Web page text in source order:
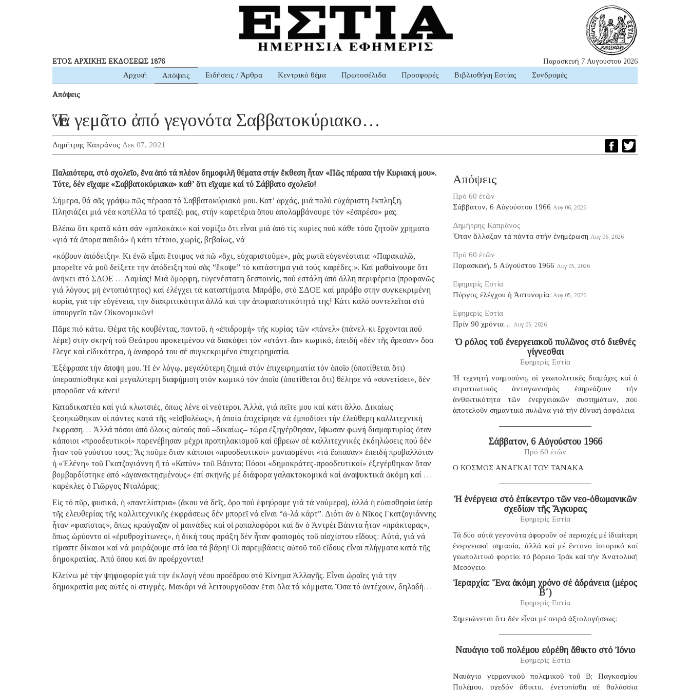
ΕΤΟΣ ΑΡΧΙΚΗΣ ΕΚΔΟΣΕΩΣ 1876 Παρασκευή 7 Αυγούστου 2026
Αρχική Απόψεις Ειδήσεις / Άρθρα Κεντρικό θέμα Πρωτοσέλιδα Προσφορές Βιβλιοθήκη Εστίας Συνδρομές
Απόψεις
Ἕνα γεμᾶτο ἀπό γεγονότα Σαββατοκύριακο…
Δημήτρης Καπράνος Δεκ 07, 2021
Παλαιότερα, στό σχολεῖο, ἕνα ἀπό τά πλέον δημοφιλῆ θέματα στήν ἔκθεση ἦταν «Πῶς πέρασα τήν Κυριακή μου».
Τότε, δέν εἴχαμε «Σαββατοκύριακα» καθ’ ὅτι εἴχαμε καί τό Σάββατο σχολεῖο!
Σήμερα, θά σᾶς γράψω πῶς πέρασα τό Σαββατοκύριακό μου. Κατ’ ἀρχάς, μιά πολύ εὐχάριστη ἔκπληξη.
Πλησιάζει μιά νέα κοπέλλα τό τραπέζι μας, στήν καφετέρια ὅπου ἀπολαμβάνουμε τόν «ἐσπρέσο» μας.
Βλέπω ὅτι κρατᾶ κάτι σάν «μπλοκάκι» καί νομίζω ὅτι εἶναι μιά ἀπό τίς κυρίες πού κάθε τόσο ζητοῦν χρήματα
«γιά τά ἄπορα παιδιά» ἤ κάτι τέτοιο, χωρίς, βεβαίως, νά
«κόβουν ἀπόδειξη». Κι ἐνῶ εἶμαι ἕτοιμος νά πῶ «ὄχι, εὐχαριστοῦμε», μᾶς ρωτᾶ εὐγενέστατα: «Παρακαλῶ,
μπορεῖτε νά μοῦ δείξετε τήν ἀπόδειξη πού σᾶς “ἔκοψε” τό κατάστημα γιά τούς καφέδες;». Καί μαθαίνουμε ὅτι
ἀνήκει στό ΣΔΟΕ …Λαμίας! Μιά ὄμορφη, εὐγενέστατη δεσποινίς, πού ἐστάλη ἀπό ἄλλη περιφέρεια (προφανῶς
γιά λόγους μή ἐντοπιότητος) καί ἐλέγχει τά καταστήματα. Μπράβο, στό ΣΔΟΕ καί μπράβο στήν συγκεκριμένη
κυρία, γιά τήν εὐγένεια, τήν διακριτικότητα ἀλλά καί τήν ἀποφασιστικότητά της! Κάτι καλό συντελεῖται στό
ὑπουργεῖο τῶν Οἰκονομικῶν!
Πᾶμε πιό κάτω. Θέμα τῆς κουβέντας, παντοῦ, ἡ «ἐπιδρομή» τῆς κυρίας τῶν «πάνελ» (πάνελ-κι ἔρχονται πού
λέμε) στήν σκηνή τοῦ Θεάτρου προκειμένου νά διακόψει τόν «στάντ-ἄπ» κωμικό, ἐπειδή «δέν τῆς ἄρεσαν» ὅσα
ἔλεγε καί εἰδικότερα, ἡ ἀναφορά του σέ συγκεκριμένο ἐπιχειρηματία.
Ἐξέφρασα τήν ἄποψή μου. Ἡ ἐν λόγῳ, μεγαλύτερη ζημιά στόν ἐπιχειρηματία τόν ὁποῖο (ὑποτίθεται ὅτι)
ὑπερασπίσθηκε καί μεγαλύτερη διαφήμιση στόν κωμικό τόν ὁποῖο (ὑποτίθεται ὅτι) θέλησε νά «συνετίσει», δέν
μποροῦσε νά κάνει!
Καταδικαστέα καί γιά κλωτσιές, ὅπως λένε οἱ νεότεροι. Ἀλλά, γιά πεῖτε μου καί κάτι ἄλλο. Δικαίως
ξεσηκώθηκαν οἱ πάντες κατά τῆς «εἰσβολέως», ἡ ὁποία ἐπιχείρησε νά ἐμποδίσει τήν ἐλεύθερη καλλιτεχνική
ἔκφραση… Ἀλλά πόσοι ἀπό ὅλους αὐτούς πού –δικαίως– τώρα ἐξηγέρθησαν, ὕψωσαν φωνή διαμαρτυρίας ὅταν
κάποιοι «προοδευτικοί» παρενέβησαν μέχρι προπηλακισμοῦ καί ὕβρεων σέ καλλιτεχνικές ἐκδηλώσεις πού δέν
ἦταν τοῦ γούστου τους; Ἄς ποῦμε ὅταν κάποιοι «προοδευτικοί» μανιασμένοι «τά ἔσπασαν» ἐπειδή προβαλλόταν
ἡ «Ἑλένη» τοῦ Γκατζογιάννη ἤ τό «Κατύν» τοῦ Βάιντα; Πόσοι «δημοκράτες-προοδευτικοί» ἐξεγέρθηκαν ὅταν
βομβαρδίστηκε ἀπό «ἀγανακτησμένους» ἐπί σκηνῆς μέ διάφορα γαλακτοκομικά καί ἀναψυκτικά ἀκόμη καί …
καρέκλες ὁ Γιῶργος Νταλάρας;
Εἰς τό πῦρ, φυσικά, ἡ «πανελίστρια» (ἄκου νά δεῖς, ὅρο πού ἐφηύραμε γιά τά νούμερα), ἀλλά ἡ εὐαισθησία ὑπέρ
τῆς ἐλευθερίας τῆς καλλιτεχνικῆς ἐκφράσεως δέν μπορεῖ νά εἶναι “ἀ-λά κάρτ”. Διότι ἄν ὁ Νῖκος Γκατζογιάννης
ἦταν «φασίστας», ὅπως κραύγαζαν οἱ μαινάδες καί οἱ ροπαλοφόροι καί ἄν ὁ Ἀντρέι Βάιντα ἦταν «πράκτορας»,
ὅπως ὠρύοντο οἱ «ἐρυθροχίτωνες», ἡ δική τους πράξη δέν ἦταν φασισμός τοῦ αἰσχίστου εἴδους; Αὐτά, γιά νά
εἴμαστε δίκαιοι καί νά μοιράζουμε στά ἴσα τά βάρη! Οἱ παρεμβάσεις αὐτοῦ τοῦ εἴδους εἶναι πλήγματα κατά τῆς
δημοκρατίας. Ἀπό ὅπου καί ἄν προέρχονται!
Κλείνω μέ τήν ψηφοφορία γιά τήν ἐκλογή νέου προέδρου στό Κίνημα Ἀλλαγῆς. Εἶναι ὡραῖες γιά τήν
δημοκρατία μας αὐτές οἱ στιγμές. Μακάρι νά λειτουργοῦσαν ἔτσι ὅλα τά κόμματα. Ὅσα τό ἀντέχουν, δηλαδή…
Απόψεις
Πρό 60 ἐτῶν
Σάββατον, 6 Αὐγούστου 1966 Αυγ 06, 2026
Δημήτρης Καπράνος
Ὅταν ἄλλαξαν τά πάντα στήν ἐνημέρωση Αυγ 06, 2026
Πρό 60 ἐτῶν
Παρασκευή, 5 Αὐγούστου 1966 Αυγ 05, 2026
Εφημερίς Εστία
Πύργος ἐλέγχου ἡ Ἀστυνομία; Αυγ 05, 2026
Εφημερίς Εστία
Πρίν 90 χρόνια… Αυγ 05, 2026
Ὁ ρόλος τοῦ ἐνεργειακοῦ πυλῶνος στό διεθνές
γίγνεσθαι
Εφημερίς Εστία
Ἡ τεχνητή νοημοσύνη, οἱ γεωπολιτικές διαμάχες καί ὁ
στρατιωτικός ἀνταγωνισμός ἐπηρεάζουν τήν
ἀνθεκτικότητα τῶν ἐνεργειακῶν συστημάτων, πού
ἀποτελοῦν σημαντικό πυλῶνα γιά τήν ἐθνική ἀσφάλεια.
Σάββατον, 6 Αὐγούστου 1966
Πρό 60 ἐτῶν
Ο ΚΟΣΜΟΣ ΑΝΑΓΚΑΙ ΤΟΥ ΤΑΝΑΚΑ
Ἡ ἐνέργεια στό ἐπίκεντρο τῶν νεο-ὀθωμανικῶν
σχεδίων τῆς Ἄγκυρας
Εφημερίς Εστία
Τά δύο αὐτά γεγονότα ἀφοροῦν σέ περιοχές μέ ἰδιαίτερη
ἐνεργειακή σημασία, ἀλλά καί μέ ἔντονο ἱστορικό καί
γεωπολιτικό φορτίο: τό βόρειο Ἰράκ καί τήν Ἀνατολική
Μεσόγειο.
Ἱεραρχία: Ἕνα ἀκόμη χρόνο σέ ἀδράνεια (μέρος
B΄)
Εφημερίς Εστία
Σημειώνεται ὅτι δέν εἶναι μέ σειρά ἀξιολογήσεως:
Ναυάγιο τοῦ πολέμου εὑρέθη ἄθικτο στό Ἰόνιο
Εφημερίς Εστία
Ναυάγιο γερμανικοῦ πολεμικοῦ τοῦ B; Παγκοσμίου
Πολέμου, σχεδόν ἄθικτο, ἐνετοπίσθη σέ θαλάσσια